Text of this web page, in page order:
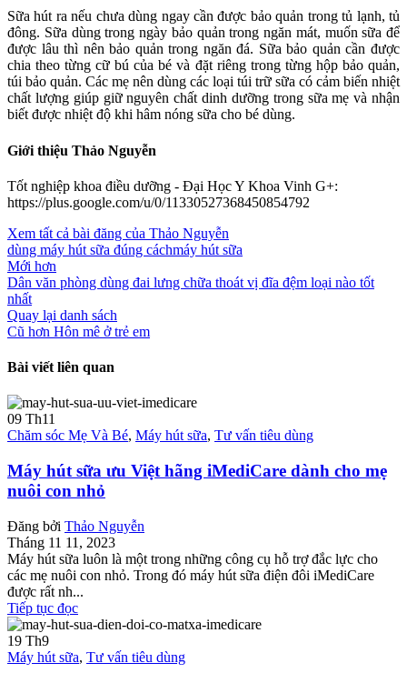
Sữa hút ra nếu chưa dùng ngay cần được bảo quản trong tủ lạnh, tủ
đông. Sữa dùng trong ngày bảo quản trong ngăn mát, muốn sữa để
được lâu thì nên bảo quản trong ngăn đá. Sữa bảo quản cần được
chia theo từng cữ bú của bé và đặt riêng trong từng hộp bảo quản,
túi bảo quản. Các mẹ nên dùng các loại túi trữ sữa có cảm biến nhiệt
chất lượng giúp giữ nguyên chất dinh dưỡng trong sữa mẹ và nhận
biết được nhiệt độ khi hâm nóng sữa cho bé dùng.
Giới thiệu Thảo Nguyễn
Tốt nghiệp khoa điều dưỡng - Đại Học Y Khoa Vinh G+:
https://plus.google.com/u/0/11330527368450854792
Xem tất cả bài đăng của Thảo Nguyễn
dùng máy hút sữa đúng cáchmáy hút sữa
Mới hơn
Dân văn phòng dùng đai lưng chữa thoát vị đĩa đệm loại nào tốt
nhất
Quay lại danh sách
Cũ hơn Hôn mê ở trẻ em
Bài viết liên quan
09 Th11
Chăm sóc Mẹ Và Bé, Máy hút sữa, Tư vấn tiêu dùng
Máy hút sữa ưu Việt hãng iMediCare dành cho mẹ
nuôi con nhỏ
Đăng bởi Thảo Nguyễn
Tháng 11 11, 2023
Máy hút sữa luôn là một trong những công cụ hỗ trợ đắc lực cho
các mẹ nuôi con nhỏ. Trong đó máy hút sữa điện đôi iMediCare
được rất nh...
Tiếp tục đọc
19 Th9
Máy hút sữa, Tư vấn tiêu dùng